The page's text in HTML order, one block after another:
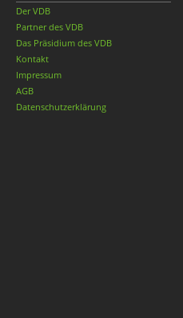
Der VDB
Partner des VDB
Das Präsidium des VDB
Kontakt
Impressum
AGB
Datenschutzerklärung